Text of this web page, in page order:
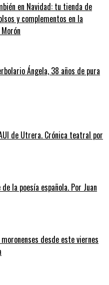
en Navidad: tu tienda de
y complementos en la
Ángela, 38 años de pura
de Utrera. Crónica teatral por
la poesía española. Por Juan
desde este viernes